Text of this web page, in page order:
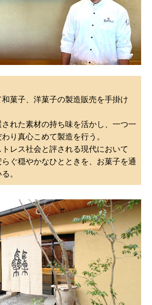
菓子、洋菓子の製造販売を手掛け
れた素材の持ち味を活かし、一つ一
り真心こめて製造を行う。
トレス社会と評される現代において
らぐ穏やかなひとときを、お菓子を通
。